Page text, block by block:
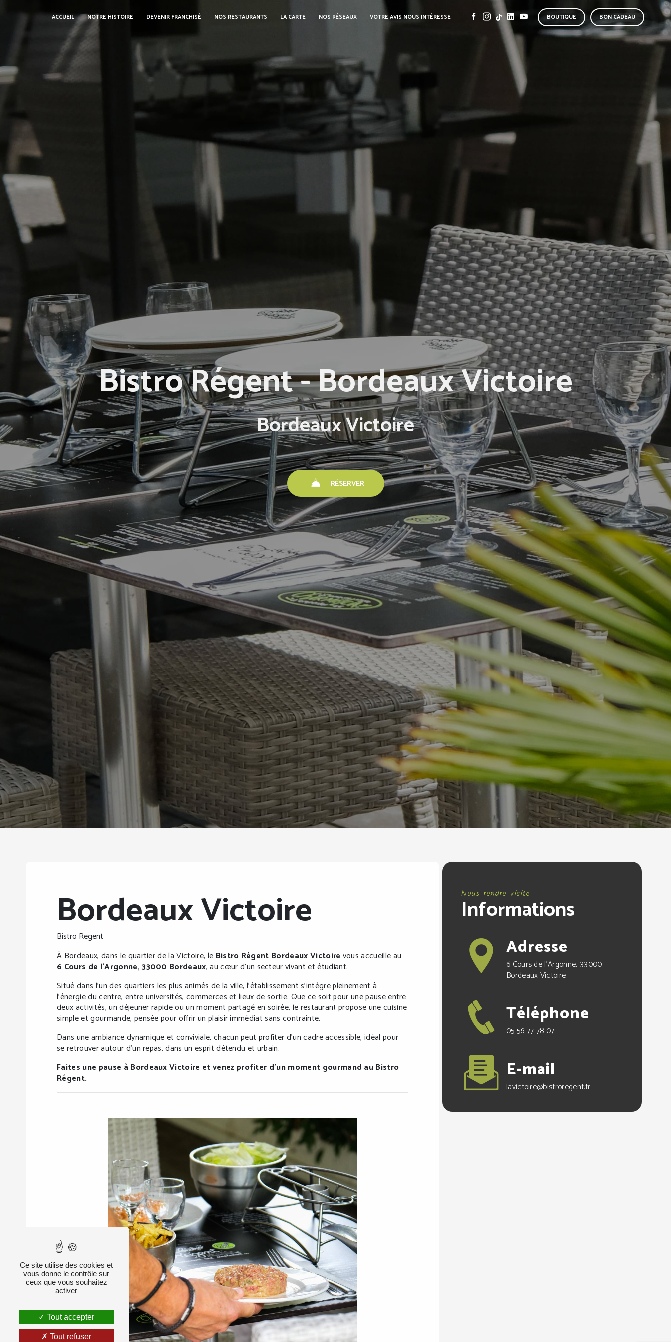
ACCUEIL NOTRE HISTOIRE DEVENIR FRANCHISÉ NOS RESTAURANTS LA CARTE NOS RÉSEAUX VOTRE AVIS NOUS INTÉRESSE BOUTIQUE BON CADEAU
Bistro Régent - Bordeaux Victoire
Bordeaux Victoire
RÉSERVER
Bordeaux Victoire
Bistro Regent
À Bordeaux, dans le quartier de la Victoire, le Bistro Régent Bordeaux Victoire vous accueille au
6 Cours de l’Argonne, 33000 Bordeaux, au cœur d’un secteur vivant et étudiant.
Situé dans l’un des quartiers les plus animés de la ville, l’établissement s’intègre pleinement à
l’énergie du centre, entre universités, commerces et lieux de sortie. Que ce soit pour une pause entre
deux activités, un déjeuner rapide ou un moment partagé en soirée, le restaurant propose une cuisine
simple et gourmande, pensée pour offrir un plaisir immédiat sans contrainte.
Dans une ambiance dynamique et conviviale, chacun peut profiter d’un cadre accessible, idéal pour
se retrouver autour d’un repas, dans un esprit détendu et urbain.
Faites une pause à Bordeaux Victoire et venez profiter d’un moment gourmand au Bistro
Régent.
Nous rendre visite
Informations
Adresse
6 Cours de l'Argonne, 33000
Bordeaux Victoire
Téléphone
05 56 77 78 07
E-mail
lavictoire@bistroregent.fr
Ce site utilise des cookies et
vous donne le contrôle sur
ceux que vous souhaitez
activer
Tout accepter
Tout refuser